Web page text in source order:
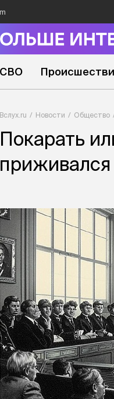
СВО
Вслух.ru Новости Общество
Покарать
приживался